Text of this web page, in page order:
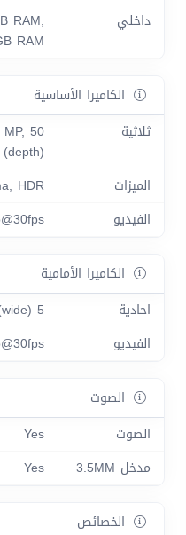
داخلي
RAM,
RAM
الكاميرا الأساسية
ثلاثية
الميزات
HDR
الفيديو
الكاميرا الأمامية
احادية
5 MP, f/2.2, (wide)
الفيديو
الصوت
الصوت
Yes
مدخل 3.5MM
Yes
الخصائص